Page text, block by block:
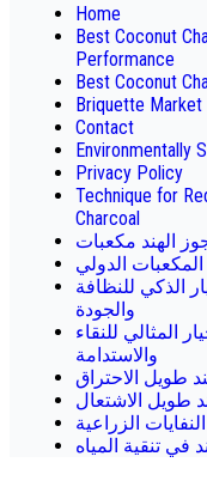
Home
Best Coconut
Performance
Best Coconut
Briquette Market
Contact
Environmentally
Privacy Policy
Technique for
Charcoal
الهند مكعبات
الدولي
الذكي للنظافة
والجودة
المثالي للنقاء
والاستدامة
طويل الاحتراق
طويل الاشتعال
الزراعية
تنقية المياه